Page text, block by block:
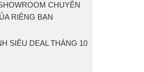
CHUYÊN
RIÊNG BẠN
SIÊU DEAL THÁNG 10